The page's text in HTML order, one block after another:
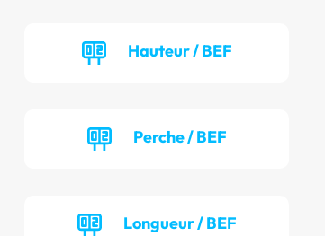
Hauteur / BEF
Perche / BEF
Longueur / BEF